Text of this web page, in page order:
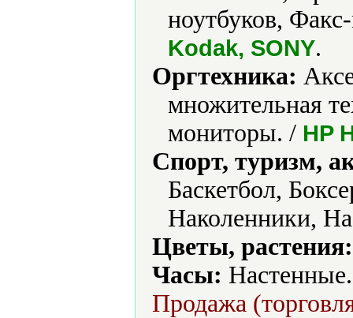
ноутбуков,
Kodak, SONY.
Оргтехника:
множительная
мониторы. / HP
Спорт, туризм,
Баскетбол,
Наколенники,
Цветы, растения:
Часы:
Продажа